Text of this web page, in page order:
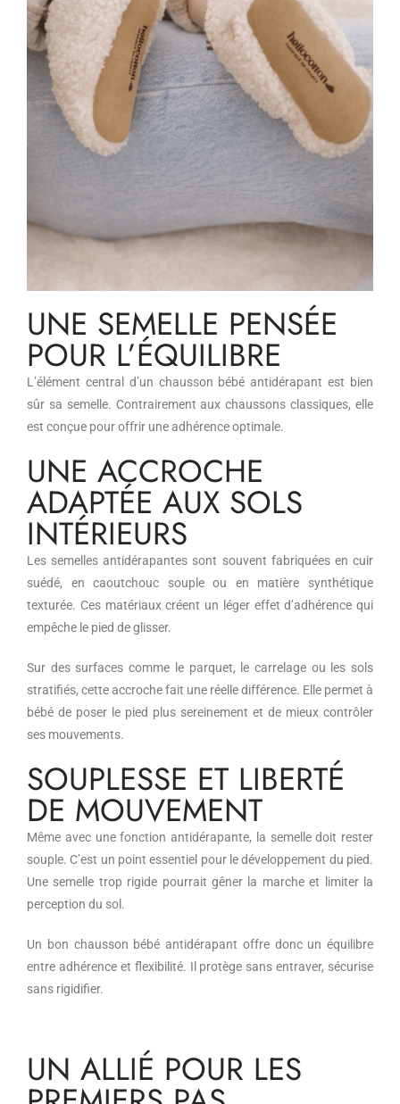
UNE SEMELLE PENSÉE
POUR L’ÉQUILIBRE
L’élément central d’un chausson bébé antidérapant est bien
sûr sa semelle. Contrairement aux chaussons classiques, elle
est conçue pour offrir une adhérence optimale.
UNE ACCROCHE
ADAPTÉE AUX SOLS
INTÉRIEURS
Les semelles antidérapantes sont souvent fabriquées en cuir
suédé, en caoutchouc souple ou en matière synthétique
texturée. Ces matériaux créent un léger effet d’adhérence qui
empêche le pied de glisser.
Sur des surfaces comme le parquet, le carrelage ou les sols
stratifiés, cette accroche fait une réelle différence. Elle permet à
bébé de poser le pied plus sereinement et de mieux contrôler
ses mouvements.
SOUPLESSE ET LIBERTÉ
DE MOUVEMENT
Même avec une fonction antidérapante, la semelle doit rester
souple. C’est un point essentiel pour le développement du pied.
Une semelle trop rigide pourrait gêner la marche et limiter la
perception du sol.
Un bon chausson bébé antidérapant offre donc un équilibre
entre adhérence et flexibilité. Il protège sans entraver, sécurise
sans rigidifier.
UN ALLIÉ POUR LES